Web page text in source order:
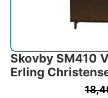
Skovby SM410
Erling